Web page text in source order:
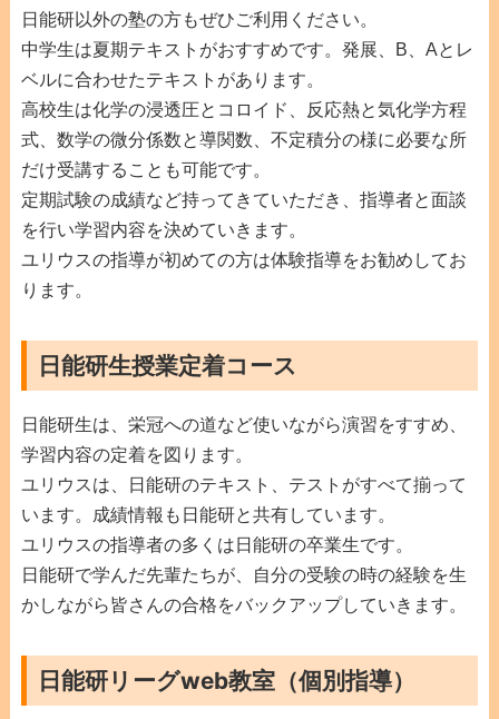
日能研以外の塾の方もぜひご利用ください。
中学生は夏期テキストがおすすめです。発展、B、Aとレ
ベルに合わせたテキストがあります。
高校生は化学の浸透圧とコロイド、反応熱と気化学方程
式、数学の微分係数と導関数、不定積分の様に必要な所
だけ受講することも可能です。
定期試験の成績など持ってきていただき、指導者と面談
を行い学習内容を決めていきます。
ユリウスの指導が初めての方は体験指導をお勧めしてお
ります。
日能研生授業定着コース
日能研生は、栄冠への道など使いながら演習をすすめ、
学習内容の定着を図ります。
ユリウスは、日能研のテキスト、テストがすべて揃って
います。成績情報も日能研と共有しています。
ユリウスの指導者の多くは日能研の卒業生です。
日能研で学んだ先輩たちが、自分の受験の時の経験を生
かしながら皆さんの合格をバックアップしていきます。
日能研リーグweb教室（個別指導）